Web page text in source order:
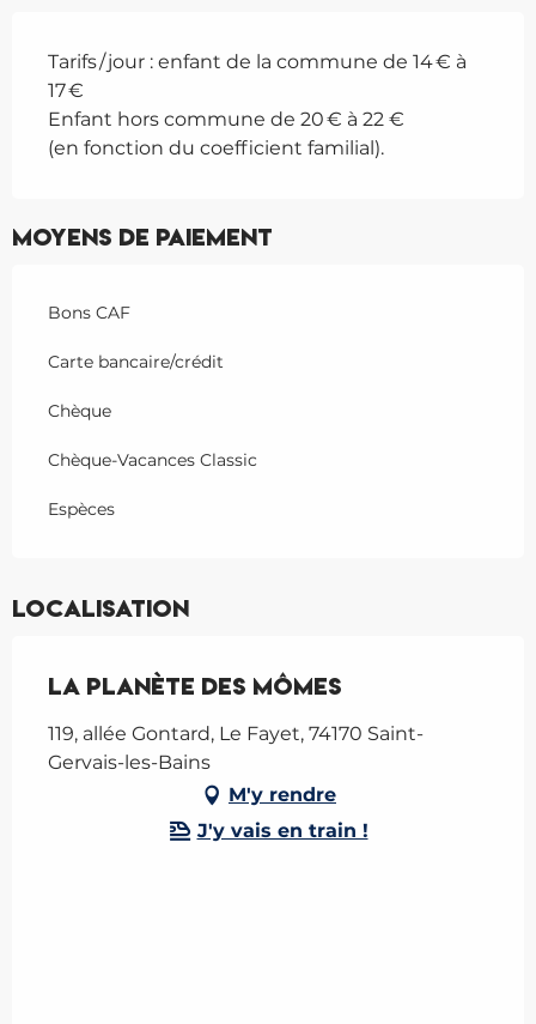
Tarifs / jour : enfant de la commune de 14 € à
17 €
Enfant hors commune de 20 € à 22 €
(en fonction du coefficient familial).
Moyens de paiement
Bons CAF
Carte bancaire/crédit
Chèque
Chèque-Vacances Classic
Espèces
Localisation
La Planète des Mômes
119, allée Gontard, Le Fayet, 74170 Saint-
Gervais-les-Bains
M'y rendre
J'y vais en train !